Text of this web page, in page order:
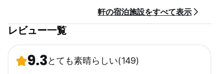
税金は含まれていません - 付加価値税 16%
一般的な：
軒の宿泊施設をすべて表示
レビュー一覧
9.3とても素晴らしい(149)